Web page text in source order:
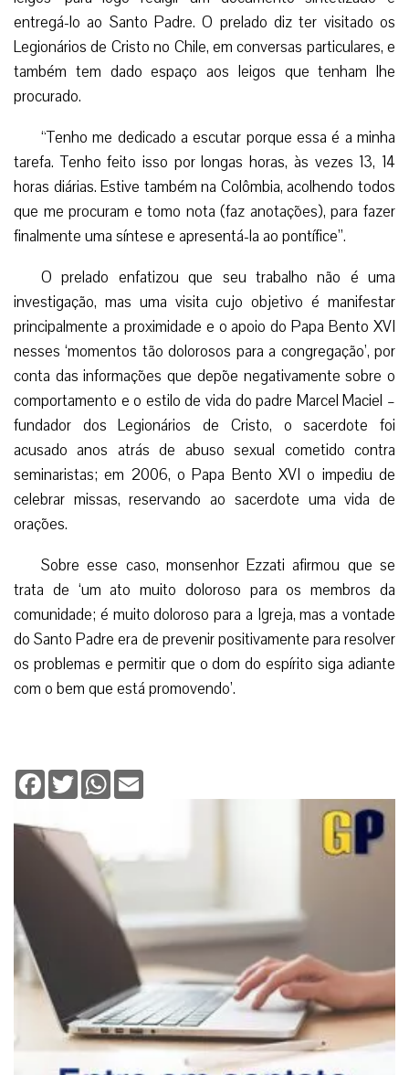
entregá-lo ao Santo Padre. O prelado diz ter visitado os
Legionários de Cristo no Chile, em conversas particulares, e
também tem dado espaço aos leigos que tenham lhe
procurado.
“Tenho me dedicado a escutar porque essa é a minha
tarefa. Tenho feito isso por longas horas, às vezes 13, 14
horas diárias. Estive também na Colômbia, acolhendo todos
que me procuram e tomo nota (faz anotações), para fazer
finalmente uma síntese e apresentá-la ao pontífice”.
O prelado enfatizou que seu trabalho não é uma
investigação, mas uma visita cujo objetivo é manifestar
principalmente a proximidade e o apoio do Papa Bento XVI
nesses ‘momentos tão dolorosos para a congregação’, por
conta das informações que depõe negativamente sobre o
comportamento e o estilo de vida do padre Marcel Maciel –
fundador dos Legionários de Cristo, o sacerdote foi
acusado anos atrás de abuso sexual cometido contra
seminaristas; em 2006, o Papa Bento XVI o impediu de
celebrar missas, reservando ao sacerdote uma vida de
orações.
Sobre esse caso, monsenhor Ezzati afirmou que se
trata de ‘um ato muito doloroso para os membros da
comunidade; é muito doloroso para a Igreja, mas a vontade
do Santo Padre era de prevenir positivamente para resolver
os problemas e permitir que o dom do espírito siga adiante
com o bem que está promovendo’.
Facebook
TwitterWhatsApp